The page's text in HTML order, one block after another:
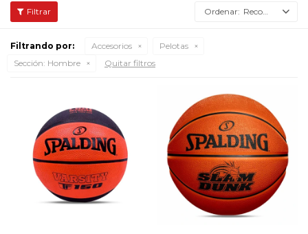
Recomendados
Filtrando por: Accesorios
Pelotas
Sección: Hombre Quitar filtros